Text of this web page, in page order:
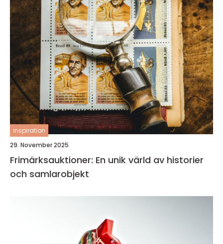
inspiration
29. November 2025
Frimärksauktioner: En unik värld av historier
och samlarobjekt